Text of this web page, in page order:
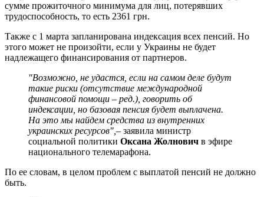
сумме прожиточного минимума для лиц, потерявших
трудоспособность, то есть 2361 грн.
Также с 1 марта запланирована индексация всех пенсий. Но
этого может не произойти, если у Украины не будет
надлежащего финансирования от партнеров.
"Возможно, не удастся, если на самом деле будут
такие риски (отсутствие международной
финансовой помощи – ред.), говорить об
индексации, но базовая пенсия будет выплачена.
На это мы найдем средства из внутренних
украинских ресурсов",– заявила министр
социальной политики Оксана Жолнович в эфире
национального телемарафона.
По ее словам, в целом проблем с выплатой пенсий не должно
быть.